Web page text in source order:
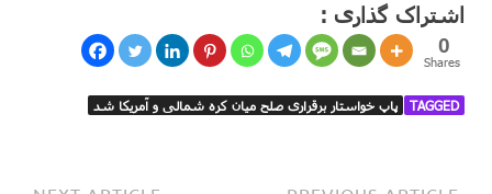
اشتراک گذاری :
0
Shares
TAGGED پاپ خواستار برقراری صلح میان کره شمالی و آمریکا شد